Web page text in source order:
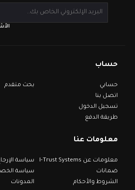
حساب
حسابي
اتصل بنا
تسجيل الدخول
طريقة الدفع
بحث متقدم
معلومات عنا
معلومات عن I-Trust Systems
ضمانات
الشروط والأحكام
سياسة
سياسة
المدونات